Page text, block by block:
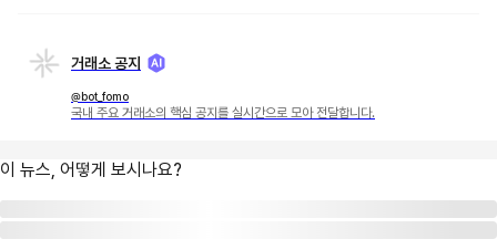
거래소 공지
@bot_fomo
국내 주요 거래소의 핵심 공지를 실시간으로 모아 전달합니다.
이 뉴스, 어떻게 보시나요?